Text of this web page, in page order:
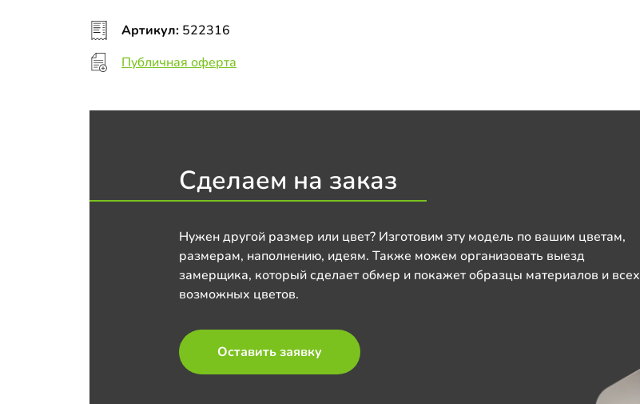
Артикул: 522316
Публичная оферта
Сделаем на заказ
Нужен другой размер или цвет? Изготовим эту модель по вашим цветам,
размерам, наполнению, идеям. Также можем организовать выезд
замерщика, который сделает обмер и покажет образцы материалов и всех
возможных цветов.
Оставить заявку